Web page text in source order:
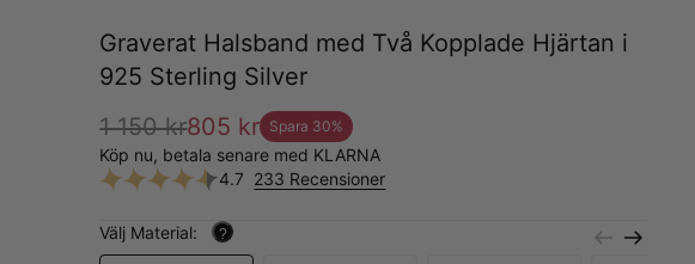
Graverat Halsband med Två Kopplade Hjärtan i
925 Sterling Silver
1 150 kr805 kr Spara 30%
Köp nu, betala senare med KLARNA
4.7 233 Recensioner
Välj Material: ?